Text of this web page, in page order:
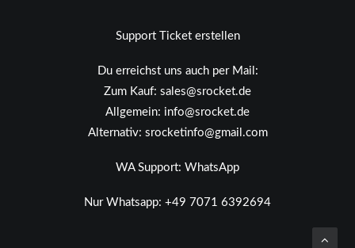
Support Ticket erstellen
Du erreichst uns auch per Mail:
Zum Kauf: sales@srocket.de
Allgemein: info@srocket.de
Alternativ: srocketinfo@gmail.com
WA Support: WhatsApp
Nur Whatsapp: +49 7071 6392694